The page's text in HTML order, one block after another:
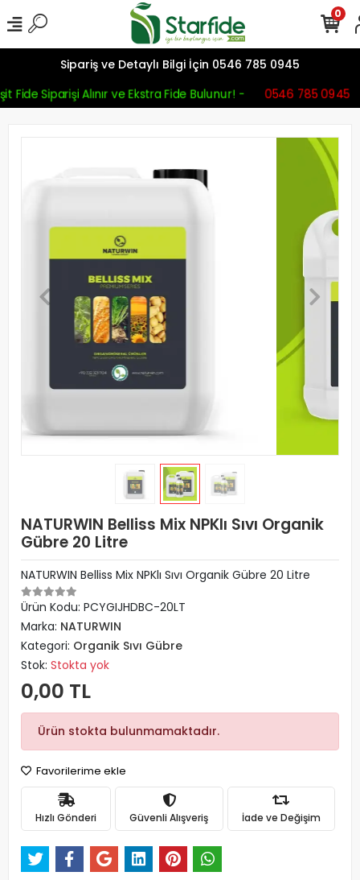
Sipariş ve Detaylı Bilgi İçin 0546 785 0945
Fide Siparişi Alınır ve Ekstra Fide Bulunur! -
0546 785 0945
0
NATURWIN Belliss Mix NPKlı Sıvı Organik
Gübre 20 Litre
NATURWIN Belliss Mix NPKlı Sıvı Organik Gübre 20 Litre
Ürün Kodu: PCYGIJHDBC-20LT
Marka: NATURWIN
Kategori: Organik Sıvı Gübre
Stok: Stokta yok
0,00 TL
Ürün stokta bulunmamaktadır.
Favorilerime ekle
Hızlı Gönderi Güvenli Alışveriş İade ve Değişim